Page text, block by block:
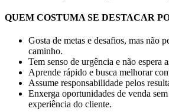
QUEM COSTUMA SE DESTACAR
Gosta de metas e desafios, mas não
caminho.
Tem senso de urgência e não espera
Aprende rápido e busca melhorar
Assume responsabilidade pelos
Enxerga oportunidades de venda
experiência do cliente.